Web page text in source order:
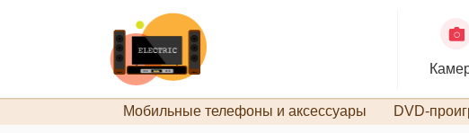
Мобильные телефоны и аксессуары DVD-